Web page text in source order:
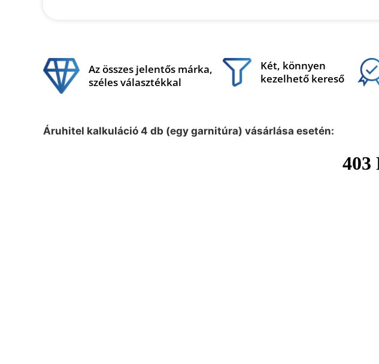
Az összes jelentős márka,
széles választékkal
Két, könnyen
kezelhető kereső
Áruhitel kalkuláció 4 db (egy garnitúra) vásárlása esetén: